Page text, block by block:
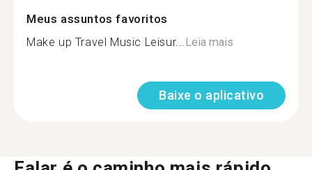
Meus assuntos favoritos
Make up Travel Music Leisur... Leia mais
Baixe o aplicativo